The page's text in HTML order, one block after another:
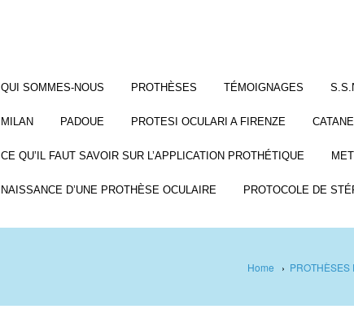
QUI SOMMES-NOUS PROTHÈSES TÉMOIGNAGES
MILAN PADOUE PROTESI OCULARI A FIRENZE CATANE
CE QU’IL FAUT SAVOIR SUR L’APPLICATION PROTHÉTIQUE
NAISSANCE D’UNE PROTHÈSE OCULAIRE PROTOCOLE DE
Home › PROTHÈSES